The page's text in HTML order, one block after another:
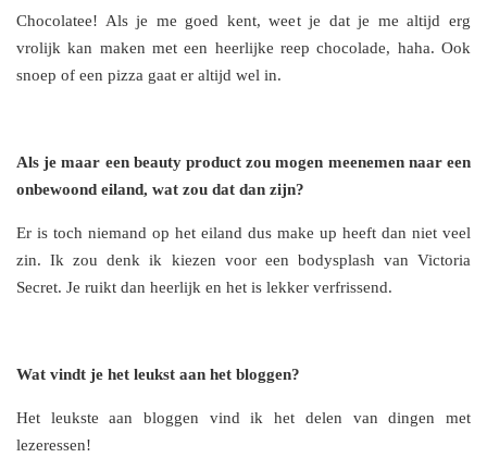
Chocolatee! Als je me goed kent, weet je dat je me altijd erg
vrolijk kan maken met een heerlijke reep chocolade, haha. Ook
snoep of een pizza gaat er altijd wel in.
Als je maar een beauty product zou mogen meenemen naar een
onbewoond eiland, wat zou dat dan zijn?
Er is toch niemand op het eiland dus make up heeft dan niet veel
zin. Ik zou denk ik kiezen voor een bodysplash van Victoria
Secret. Je ruikt dan heerlijk en het is lekker verfrissend.
Wat vindt je het leukst aan het bloggen?
Het leukste aan bloggen vind ik het delen van dingen met
lezeressen!